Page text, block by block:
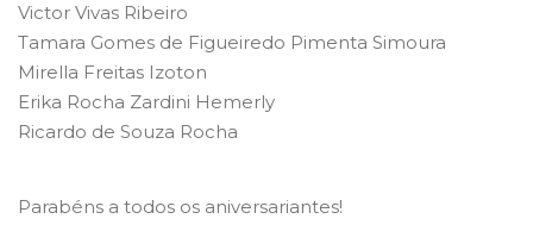
Victor Vivas Ribeiro
Tamara Gomes de Figueiredo Pimenta Simoura
Mirella Freitas Izoton
Erika Rocha Zardini Hemerly
Ricardo de Souza Rocha
Parabéns a todos os aniversariantes!